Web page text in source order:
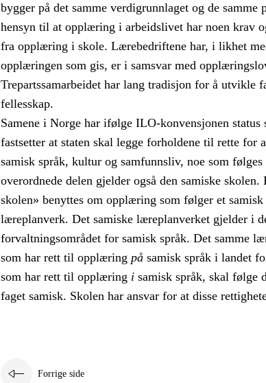
bygger på det samme verdigrunnlaget og de samme
hensyn til at opplæring i arbeidslivet har noen krav
fra opplæring i skole. Lærebedriftene har, i likhet
opplæringen som gis, er i samsvar med
Trepartssamarbeidet har lang tradisjon for å utvikle
fellesskap.
Samene i Norge har ifølge ILO-konvensjonen
fastsetter at staten skal legge forholdene til rette for
samisk språk, kultur og samfunnsliv, noe som
overordnede delen gjelder også den samiske skolen.
skolen» benyttes om opplæring som følger et
læreplanverk. Det samiske læreplanverket gjelder i
forvaltningsområdet for samisk språk. Det samme
som har rett til opplæring påsamisk språk i landet
som har rett til opplæring isamisk språk, skal følge
faget samisk. Skolen har ansvar for at disse
Forrige side